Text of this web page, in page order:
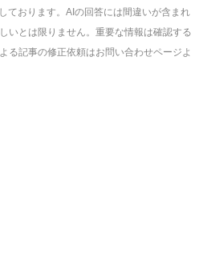
ております。AIの回答には間違いが含まれ
いとは限りません。重要な情報は確認する
る記事の修正依頼はお問い合わせページよ